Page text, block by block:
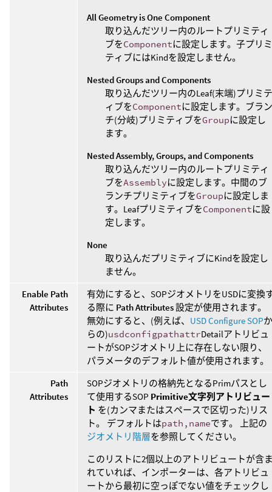
All Geometry is One Component
取り込んだツリー内のルートプリミティ
ブをComponentに設定します。子プリミ
ティブにはKindを設定しません。
Nested Groups and Components
取り込んだツリー内のLeaf(末端)プリミテ
ィブをComponentに設定します。ブラン
チ(分岐)プリミティブをGroupに設定し
ます。
Nested Assembly, Groups, and Components
取り込んだツリー内のルートプリミティ
ブをAssemblyに設定します。中間のブ
ランチプリミティブをGroupに設定しま
す。LeafプリミティブをComponentに設
定します。
None
取り込んだプリミティブにKindを設定し
ません。
Enable Path
Attributes
有効にすると、SOPジオメトリをUSDに変換
る際に Path Attributes設定が使用されます。
無効にすると、(例えば、 USD Configure SOPか
らの)usdconfigpathattrDetailアトリビュ
ートがSOPジオメトリ上に存在しない限り、
パラメータのデフォルト値が使用されます。
Path
Attributes
SOPジオメトリの格納先となるPrimパスとし
て使用するSOP Primitive文字列アトリビュー
ト を(カンマまたはスペースで区切った)リス
ト。 デフォルトはpath,nameです。 上記の
ジオメトリ階層を参照してください。
このリストに2個以上のアトリビュートが含
れていれば、インポーターは、各アトリビュ
ートから最初に空っぽでない値をチェックし